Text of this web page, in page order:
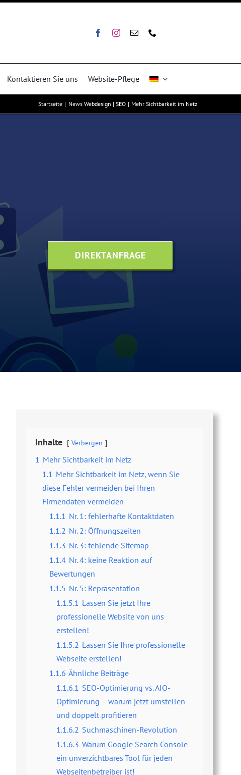
Kontaktieren Sie uns Website-Pflege
Startseite News Webdesign | SEO Mehr Sichtbarkeit im Netz
DIREKTANFRAGE
Inhalte Verbergen
1 Mehr Sichtbarkeit im Netz
1.1 Mehr Sichtbarkeit im Netz, wenn Sie
diese Fehler vermeiden bei Ihren
Firmendaten vermeiden
1.1.1 Nr. 1: fehlerhafte Kontaktdaten
1.1.2 Nr. 2: Öffnungszeiten
1.1.3 Nr. 3: fehlende Sitemap
1.1.4 Nr. 4: keine Reaktion auf
Bewertungen
1.1.5 Nr. 5: Repräsentation
1.1.5.1 Lassen Sie jetzt Ihre
professionelle Website von uns
erstellen!
1.1.5.2 Lassen Sie Ihre professionelle
Webseite erstellen!
1.1.6 Ähnliche Beiträge
1.1.6.1 SEO-Optimierung vs. AIO-
Optimierung – warum jetzt umstellen
und doppelt profitieren
1.1.6.2 Suchmaschinen-Revolution
1.1.6.3 Warum Google Search Console
ein unverzichtbares Tool für jeden
Webseitenbetreiber ist!